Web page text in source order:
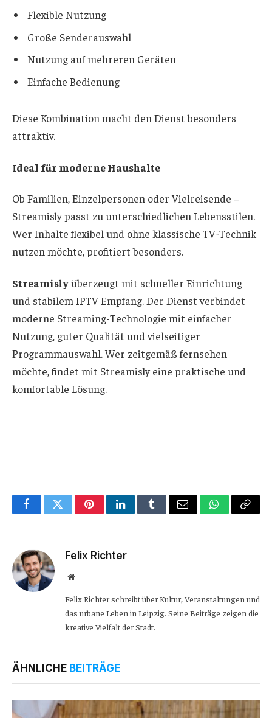
Flexible Nutzung
Große Senderauswahl
Nutzung auf mehreren Geräten
Einfache Bedienung
Diese Kombination macht den Dienst besonders
attraktiv.
Ideal für moderne Haushalte
Ob Familien, Einzelpersonen oder Vielreisende –
Streamisly passt zu unterschiedlichen Lebensstilen.
Wer Inhalte flexibel und ohne klassische TV-Technik
nutzen möchte, profitiert besonders.
Streamislyüberzeugt mit schneller Einrichtung
und stabilem IPTV Empfang. Der Dienst verbindet
moderne Streaming-Technologie mit einfacher
Nutzung, guter Qualität und vielseitiger
Programmauswahl. Wer zeitgemäß fernsehen
möchte, findet mit Streamisly eine praktische und
komfortable Lösung.
FacebookTwitterPinterestLinkedInTumblrEmail WhatsApp
Copy
Felix Richter
Website
Felix Richter schreibt über Kultur, Veranstaltungen und
das urbane Leben in Leipzig. Seine Beiträge zeigen die
kreative Vielfalt der Stadt.
ÄHNLICHE BEITRÄGE